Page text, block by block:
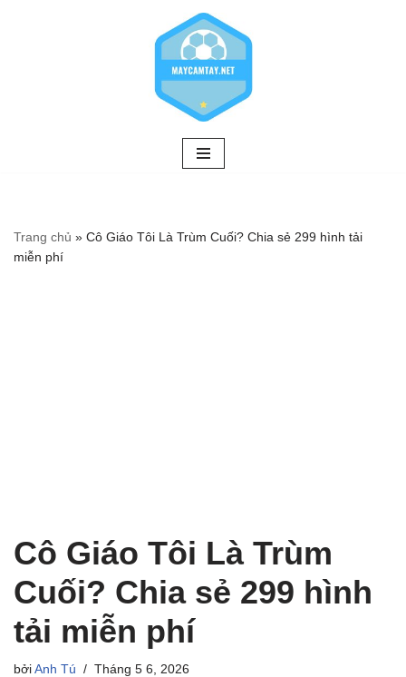
Trang chủ » Cô Giáo Tôi Là Trùm Cuối? Chia sẻ 299 hình tải
miễn phí
Cô Giáo Tôi Là Trùm
Cuối? Chia sẻ 299 hình
tải miễn phí
bởi Anh Tú Tháng 5 6, 2026